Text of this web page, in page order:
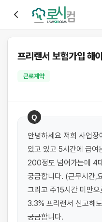
프리랜서 보험가입 해
근로계약
Q
안녕하세요 저희 사업
있고 있고 5시간에 급여
200정도 넘어가는데 4
궁금합니다. (근무시간,
그리고 주15시간 미만
3.3% 프리랜서 신고해
궁금합니다.